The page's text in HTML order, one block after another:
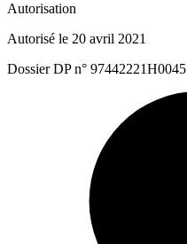
Autorisation
Autorisé le 20 avril 2021
Dossier DP n° 97442221H0045